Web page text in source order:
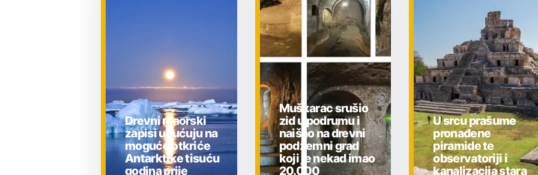
Drevni maorski
zapisi upućuju na
moguće otkriće
Antarktike tisuću
godina prije
Muškarac srušio
zid u podrumu i
naišao na drevni
podzemni grad
koji je nekad imao
20.000
U srcu prašume
pronađene
piramide te
observatoriji i
kanalizacija stara